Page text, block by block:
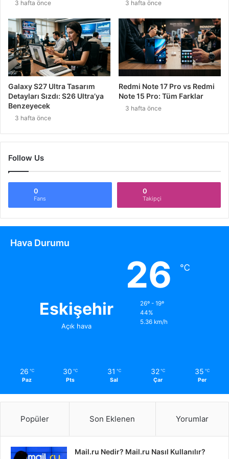
3 hafta önce 3 hafta önce
Galaxy S27 Ultra Tasarım
Detayları Sızdı: S26 Ultra’ya
Benzeyecek
3 hafta önce
Redmi Note 17 Pro vs Redmi
Note 15 Pro: Tüm Farklar
3 hafta önce
Follow Us
0
Fans
0
Takipçi
Hava Durumu
Eskişehir
Açık hava
26 ℃
26º - 19º
44%
5.36 km/h
26 ℃
Paz
30 ℃
Pts
31 ℃
Sal
32 ℃
Çar
35 ℃
Per
Popüler Son Eklenen Yorumlar
Mail.ru Nedir? Mail.ru Nasıl Kullanılır?